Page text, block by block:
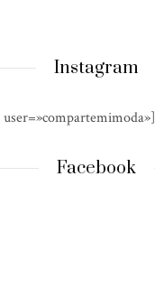
Instagram
Facebook